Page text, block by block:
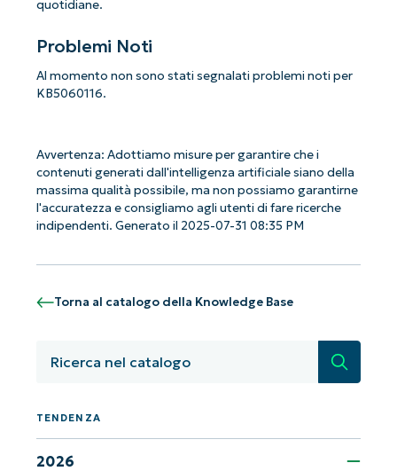
quotidiane.
Problemi Noti
Al momento non sono stati segnalati problemi noti per
KB5060116.
Avvertenza: Adottiamo misure per garantire che i
contenuti generati dall'intelligenza artificiale siano della
massima qualità possibile, ma non possiamo garantirne
l'accuratezza e consigliamo agli utenti di fare ricerche
indipendenti. Generato il 2025-07-31 08:35 PM
Torna al catalogo della Knowledge Base
Ricerca
TENDENZA
2026
dall'AI di NinjaOne!
Non è richiesta alcuna carta di credito e si ha
accesso completo a tutte le funzionalità.
First
name*
email*
Company
name*